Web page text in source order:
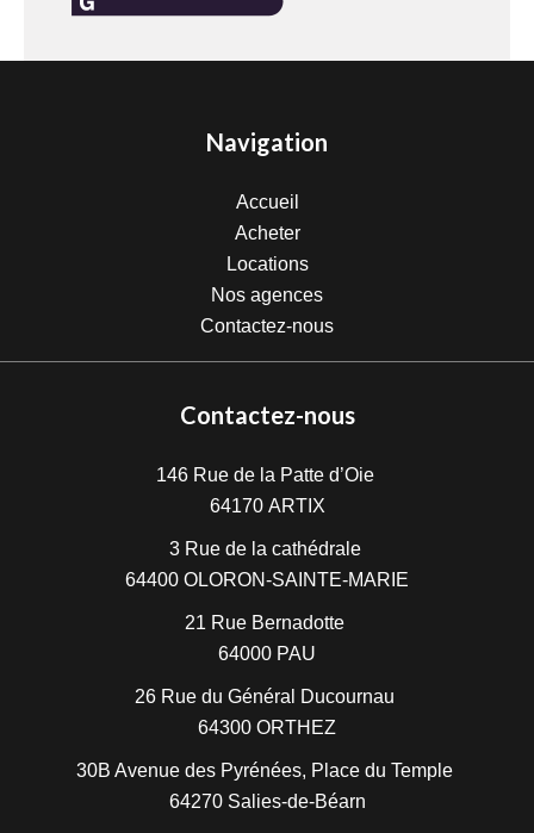
Navigation
Accueil
Acheter
Locations
Nos agences
Contactez-nous
Contactez-nous
146 Rue de la Patte d’Oie
64170 ARTIX
3 Rue de la cathédrale
64400 OLORON-SAINTE-MARIE
21 Rue Bernadotte
64000 PAU
26 Rue du Général Ducournau
64300 ORTHEZ
30B Avenue des Pyrénées, Place du Temple
64270 Salies-de-Béarn